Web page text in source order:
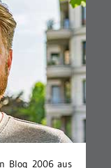
Blog 2006 aus